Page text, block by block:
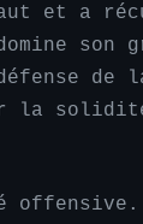
et a
son
de
la